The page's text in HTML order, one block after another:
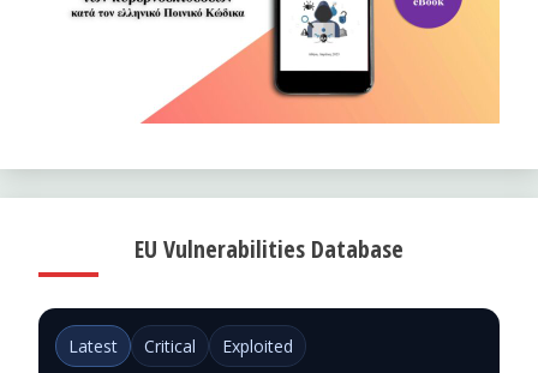
EU Vulnerabilities Database
Latest Critical
Exploited